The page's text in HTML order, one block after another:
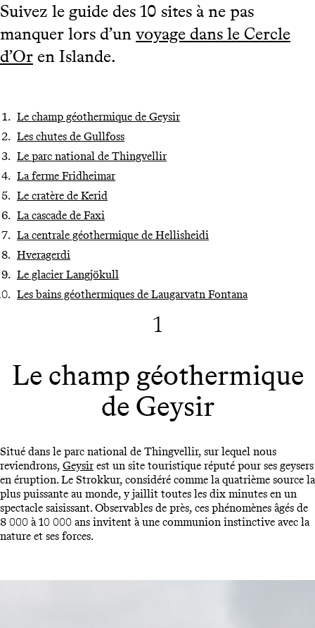
Suivez le guide des 10 sites à ne pas
manquer lors d’un voyage dans le Cercle
d’Or en Islande.
Le champ géothermique de Geysir
Les chutes de Gullfoss
Le parc national de Thingvellir
La ferme Fridheimar
Le cratère de Kerid
La cascade de Faxi
La centrale géothermique de Hellisheidi
Hveragerdi
Le glacier Langjökull
Les bains géothermiques de Laugarvatn Fontana
1
Le champ géothermique
de Geysir
Situé dans le parc national de Thingvellir, sur lequel nous
reviendrons, Geysirest un site touristique réputé pour ses geysers
en éruption. Le Strokkur, considéré comme la quatrième source la
plus puissante au monde, y jaillit toutes les dix minutes en un
spectacle saisissant. Observables de près, ces phénomènes âgés de
8 000 à 10 000 ans invitent à une communion instinctive avec la
nature et ses forces.